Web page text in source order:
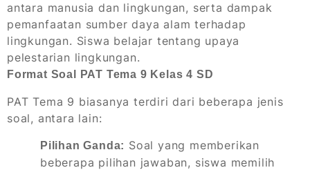
antara manusia dan lingkungan, serta dampak
pemanfaatan sumber daya alam terhadap
lingkungan. Siswa belajar tentang upaya
pelestarian lingkungan.
Format Soal PAT Tema 9 Kelas 4 SD
PAT Tema 9 biasanya terdiri dari beberapa jenis
soal, antara lain:
Pilihan Ganda: Soal yang memberikan
beberapa pilihan jawaban, siswa memilih